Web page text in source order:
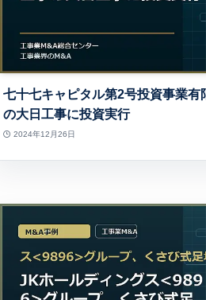
七十七キャピタル第2号投資事業有
の大日工事に投資実行
2024年12月26日